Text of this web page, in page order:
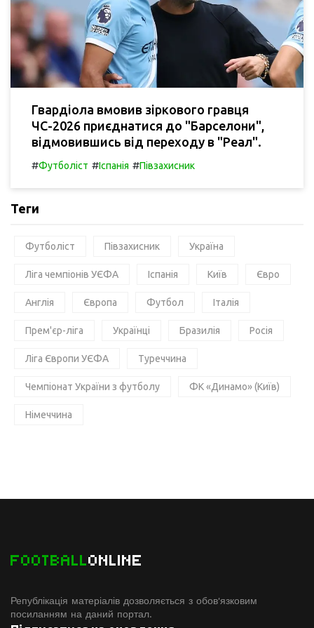
Гвардіола вмовив зіркового гравця
ЧС-2026 приєднатися до "Барселони",
відмовившись від переходу в "Реал".
#Футболіст #Іспанія #Півзахисник
Теги
Футболіст Півзахисник Україна
Ліга чемпіонів УЄФА Іспанія Київ Євро
Англія Європа Футбол Італія
Прем'єр-ліга Українці Бразилія Росія
Ліга Європи УЄФА Туреччина
Чемпіонат України з футболу ФК «Динамо» (Київ)
Німеччина
FOOTBALLONLINE
Републікація матеріалів дозволяється з обов'язковим
посиланням на даний портал.